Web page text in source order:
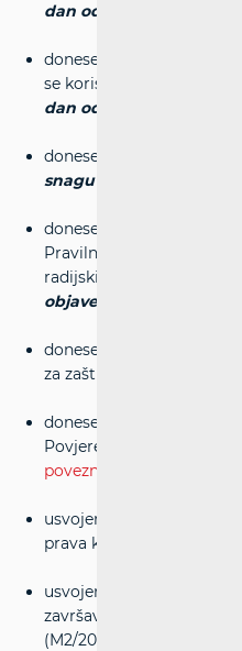
dan od dana objave u
donesen je Plan dodjele
se koriste za mikrovalne
dan od dana objave u
donesen je Plan dodjele za
snagu osmi dan od
donesen je Pravilnik o
Pravilnika o posebnim
radijskih postaja -
objave u NN-u
donesena je odluka o
za zaštitu prava korisnika
donesena je odluka o
Povjerenstva za zaštitu
poveznica
usvojeno je Izvješće o
prava korisnika usluga za
usvojen je prijedlog
završavanja glasovnih
(M2/2014), u svrhu